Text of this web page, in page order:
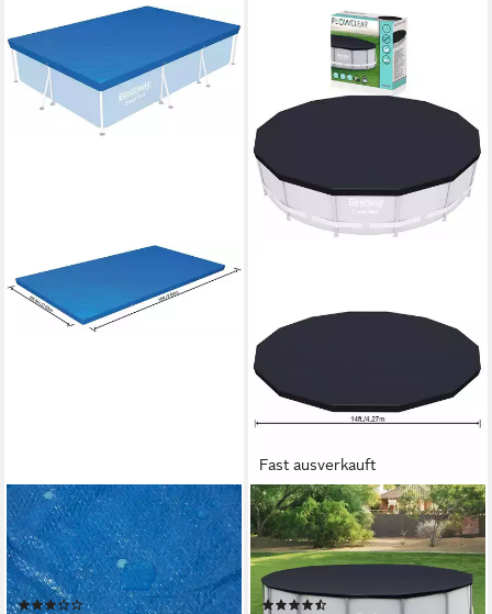
BESTWAY
Pool-Abdeckplane Bestway
58106 Flowclear™ PE-
Abdeckplane - 304x205
(10)
Fast ausverkauft
BESTWAY
Pool-Abdeckplane Frame Pool
Swimmingpool Schutz
Abdeckung Cover Ø 427cm
(3)